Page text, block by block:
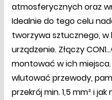
atmosferycznych oraz
Idealnie do tego celu
tworzywa sztucznego, w
urządzenie. Złączy
montować w ich
wlutować przewody,
przekrój min. 1,5 mm² i